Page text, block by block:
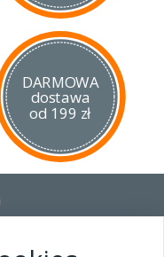
DARMOWA
dostawa
od 199 zł
cookies